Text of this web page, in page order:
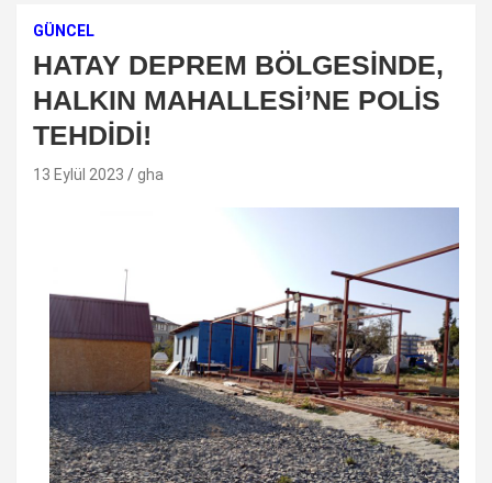
GÜNCEL
HATAY DEPREM BÖLGESİNDE,
HALKIN MAHALLESİ’NE POLİS
TEHDİDİ!
13 Eylül 2023 gha